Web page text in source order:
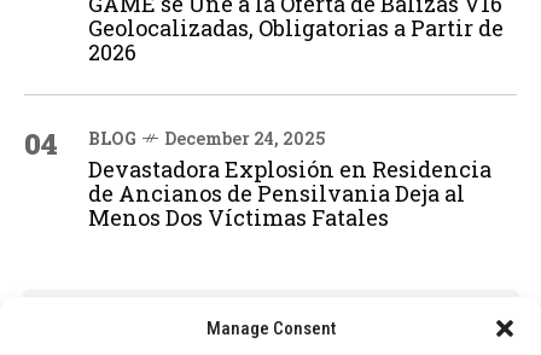
Manage Consent
Geolocalizadas, Obligatorias a Partir de
2026
04 BLOG December 24, 2025
Devastadora Explosión en Residencia
de Ancianos de Pensilvania Deja al
Menos Dos Víctimas Fatales